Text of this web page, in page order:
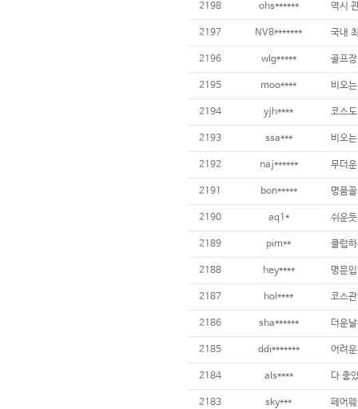
2198 ohs****** 역시
2197 NV8*******
2196 wlg***** 골프
2195 moo****
2194 yjh****
2193 ssa***
2192 naj******
2191 bon*****
2190 aq1*
2189 pim**
2188 hey****
2187 hol****
2186 sha******
2185 ddi*******
2184 als**** 다 좋
2183 sky***